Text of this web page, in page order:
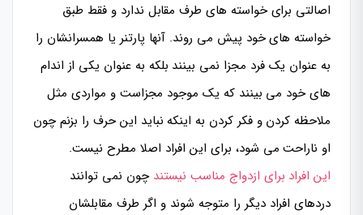
اصالتی برای خواسته های طرف مقابل ندارد و فقط طبق
خواسته های خود پیش می روند. آنها پارتنر یا همسرانشان را
به عنوان یک فرد مجزا نمی بینند بلکه به عنوان یکی از اندام
های خود می بینند که یک موجود مجزاست و مواردی مثل
ملاحظه کردن و فکر کردن به اینکه نباید این حرف را بزنم چون
او ناراحت می شود، برای این افراد اصلا مطرح نیست.
این افراد برای ازدواج مناسب نیستند چون نمی توانند
دردهای افراد دیگر را متوجه شوند و اگر طرف مقابلشان